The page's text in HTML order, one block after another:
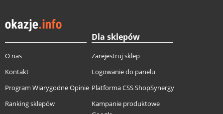
O nas
Kontakt
Program Wiarygodne Opinie
Ranking sklepów
Dla sklepów
Zarejestruj sklep
Logowanie do panelu
Platforma CSS ShopSynergy
Kampanie produktowe